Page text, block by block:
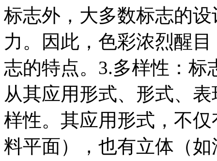
标志外，大多数标志的
力。因此，色彩浓烈醒
志的特点。3.多样性：
从其应用形式、形式、
样性。其应用形式，不
料平面），也有立体（